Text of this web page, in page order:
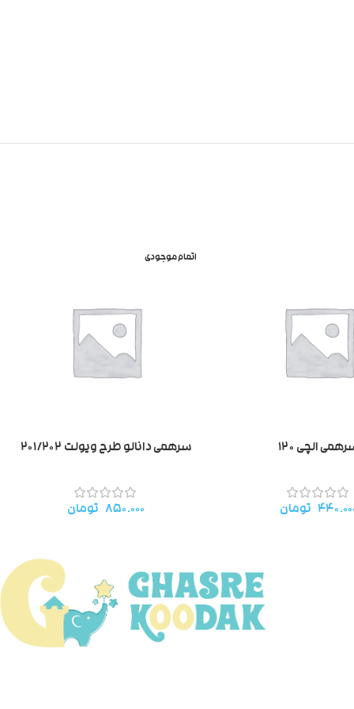
الچی ۱۲۰
تومان
اتمام موجودی
سرهمی دانالو طرح ویولت ۲۰۱/۲۰۲
۸۵۰.۰۰۰ تومان